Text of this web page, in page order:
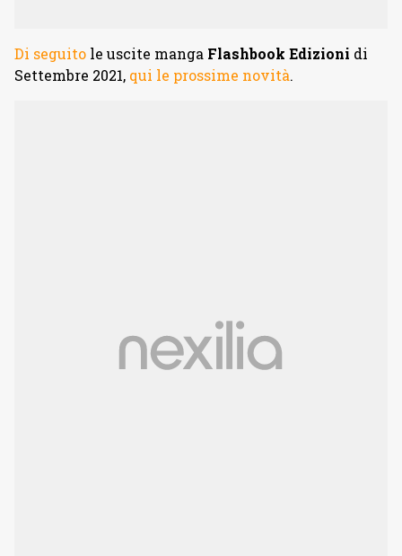
Di seguito le uscite manga Flashbook Edizioni di
Settembre 2021, qui le prossime novità.